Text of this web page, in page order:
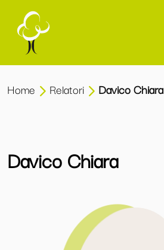
Home Relatori Davico Chiara
Davico Chiara